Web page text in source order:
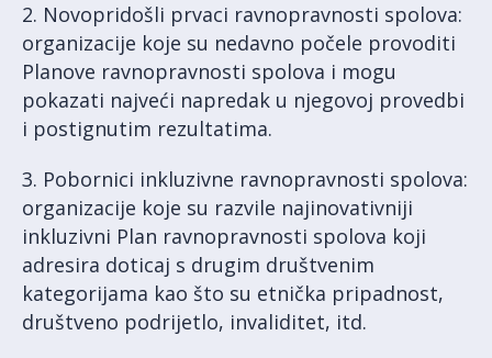
2. Novopridošli prvaci ravnopravnosti spolova:
organizacije koje su nedavno počele provoditi
Planove ravnopravnosti spolova i mogu
pokazati najveći napredak u njegovoj provedbi
i postignutim rezultatima.
3. Pobornici inkluzivne ravnopravnosti spolova:
organizacije koje su razvile najinovativniji
inkluzivni Plan ravnopravnosti spolova koji
adresira doticaj s drugim društvenim
kategorijama kao što su etnička pripadnost,
društveno podrijetlo, invaliditet, itd.